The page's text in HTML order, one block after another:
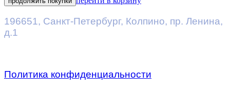
196651, Санкт-Петербург, Колпино, пр. Ленина,
д.1
Политика конфиденциальности